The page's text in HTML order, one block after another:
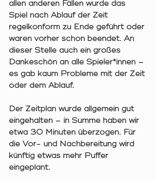
allen anderen Fällen wurde das
Spiel nach Ablauf der Zeit
regelkonform zu Ende geführt oder
waren vorher schon beendet. An
dieser Stelle auch ein großes
Dankeschön an alle Spieler*innen –
es gab kaum Probleme mit der Zeit
oder dem Ablauf.
Der Zeitplan wurde allgemein gut
eingehalten – in Summe haben wir
etwa 30 Minuten überzogen. Für
die Vor- und Nachbereitung wird
künftig etwas mehr Puffer
eingeplant.